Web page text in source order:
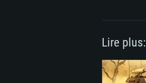
Lire plus: